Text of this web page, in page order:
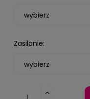
Zasilanie: